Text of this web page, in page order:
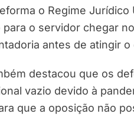
o Regime
o servidor chegar
antes de atingir o
destacou que os
vazio devido à
que a oposição não